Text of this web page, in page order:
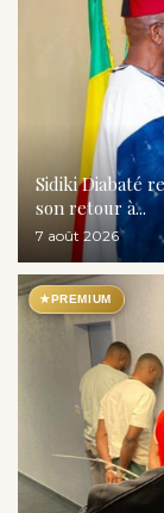
Sidiki Diabaté
son retour à...
7 août 2026
★PREMIUM